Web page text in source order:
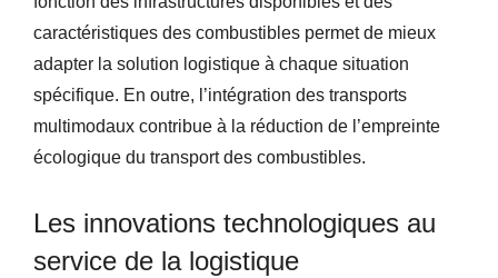
caractéristiques des combustibles permet de mieux
adapter la solution logistique à chaque situation
spécifique. En outre, l’intégration des transports
multimodaux contribue à la réduction de l’empreinte
écologique du transport des combustibles.
Les innovations technologiques au
service de la logistique